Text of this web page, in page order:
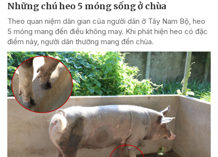
Những chú heo 5 móng sống ở chùa
Theo quan niệm dân gian của người dân ở Tây Nam Bộ, heo
5 móng mang đến điều không may. Khi phát hiện heo có đặc
điểm này, người dân thường mang đến chùa.